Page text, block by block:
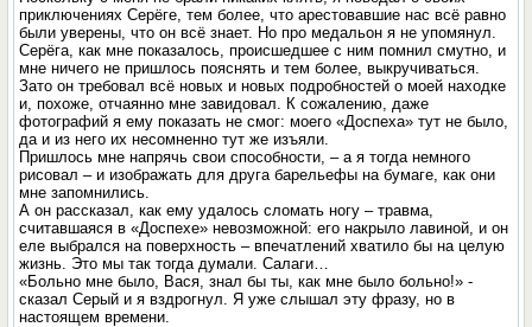
приключениях Серёге, тем более, что арестовавшие нас всё равно
были уверены, что он всё знает. Но про медальон я не упомянул.
Серёга, как мне показалось, происшедшее с ним помнил смутно, и
мне ничего не пришлось пояснять и тем более, выкручиваться.
Зато он требовал всё новых и новых подробностей о моей находке
и, похоже, отчаянно мне завидовал. К сожалению, даже
фотографий я ему показать не смог: моего «Доспеха» тут не было,
да и из него их несомненно тут же изъяли.
Пришлось мне напрячь свои способности, – а я тогда немного
рисовал – и изображать для друга барельефы на бумаге, как они
мне запомнились.
А он рассказал, как ему удалось сломать ногу – травма,
считавшаяся в «Доспехе» невозможной: его накрыло лавиной, и он
еле выбрался на поверхность – впечатлений хватило бы на целую
жизнь. Это мы так тогда думали. Салаги…
«Больно мне было, Вася, знал бы ты, как мне было больно!» -
сказал Серый и я вздрогнул. Я уже слышал эту фразу, но в
настоящем времени.